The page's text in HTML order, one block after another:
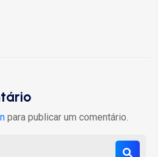
para publicar um comentário.